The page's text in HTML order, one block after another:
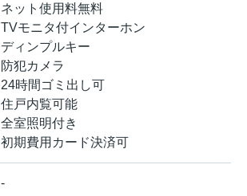
ネット使用料無料
TVモニタ付インターホン
ディンプルキー
防犯カメラ
24時間ゴミ出し可
住戸内覧可能
全室照明付き
初期費用カード決済可
-